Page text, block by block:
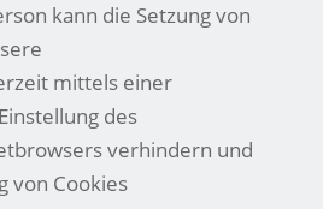
kann die Setzung von
mittels einer
des
verhindern und
von Cookies